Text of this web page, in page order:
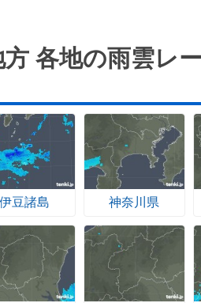
方 各地の雨雲レ
伊豆諸島 神奈川県